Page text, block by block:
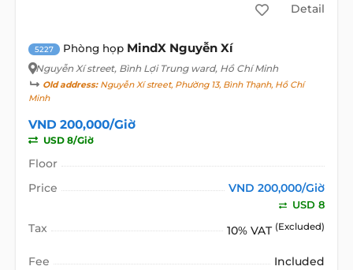
Detail
5227 Phòng họp MindX Nguyễn Xí
Nguyễn Xí street, Bình Lợi Trung ward, Hồ Chí Minh
Old address:Nguyễn Xí street, Phường 13, Bình Thạnh, Hồ Chí
Minh
VND 200,000/Giờ
USD 8/Giờ
Floor
Price
VND 200,000/Giờ
USD 8
Tax 10% VAT (Excluded)
Fee Included